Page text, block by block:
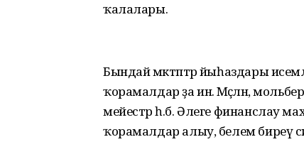
ҡалалары.
Бындай мәктәптәр йыһаздары
ҡорамалдар ҙа инә. Мәҫәлән,
мейестәр һ.б. Әлеге финанслау
ҡорамалдар алыу, белем биреү